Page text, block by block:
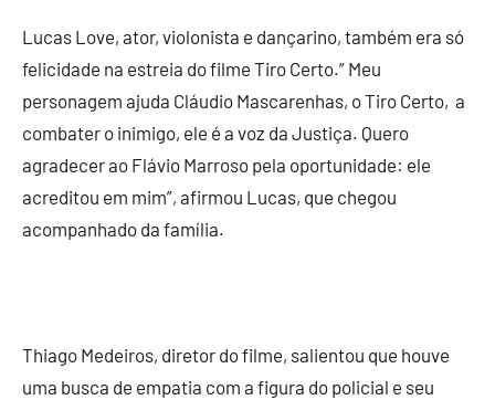
Lucas Love, ator, violonista e dançarino, também era só
felicidade na estreia do filme Tiro Certo.” Meu
personagem ajuda Cláudio Mascarenhas, o Tiro Certo, a
combater o inimigo, ele é a voz da Justiça. Quero
agradecer ao Flávio Marroso pela oportunidade: ele
acreditou em mim”, afirmou Lucas, que chegou
acompanhado da família.
Thiago Medeiros, diretor do filme, salientou que houve
uma busca de empatia com a figura do policial e seu